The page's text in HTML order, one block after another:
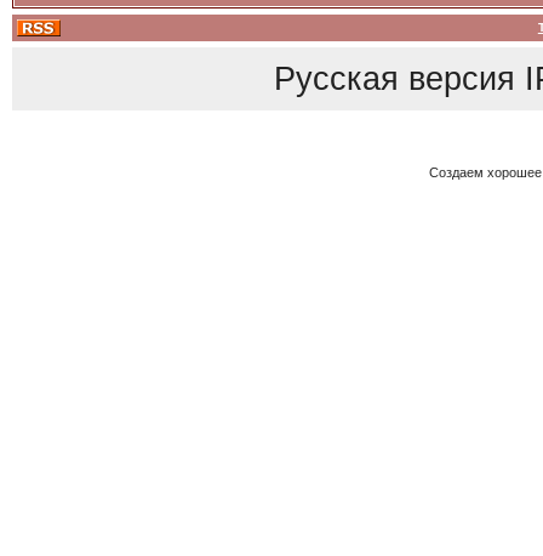
Русская версия
Создаем